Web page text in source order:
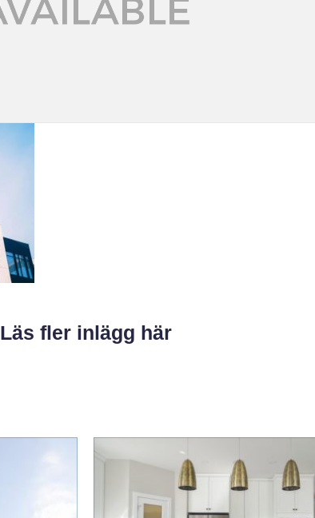
Läs fler inlägg här